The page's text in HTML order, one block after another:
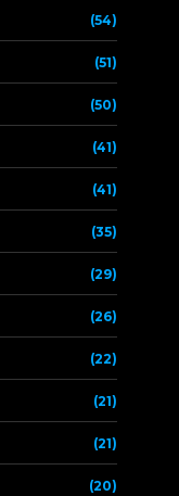
(54)
(51)
(50)
(41)
(41)
(35)
(29)
(26)
(22)
(21)
(21)
(20)